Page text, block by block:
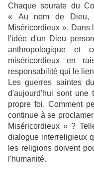
Chaque sourate du
« Au nom de Dieu,
Miséricordieux ». Dans
l'idée d'un Dieu
anthropologique et
miséricordieux en
responsabilité qui le
Les guerres saintes
d'aujourd'hui sont une
propre foi. Comment
continue à se
Miséricordieux » ?
dialogue interreligieux
les religions doivent
l'humanité.